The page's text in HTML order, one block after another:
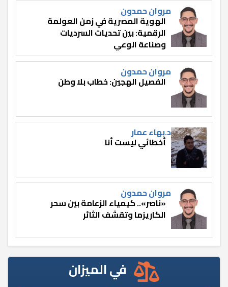
مروان حمدون
الهوية المصرية في زمن العولمة
الرقمية: بين تحديات السرديات
وصناعة الوعي
مروان حمدون
الفصيل الهجين: خطاب بلا وطن
د.بهاء عمار
أخطائي ليست أنا
مروان حمدون
«ناصر».. كيمياء الزعامة بين سحر
الكاريزما وتقشف الثائر
في الميزان